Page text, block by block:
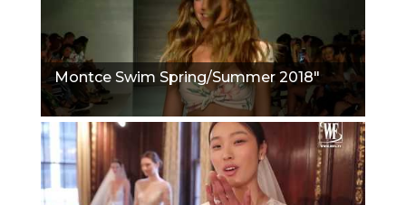
Montce Swim Spring/Summer 2018"